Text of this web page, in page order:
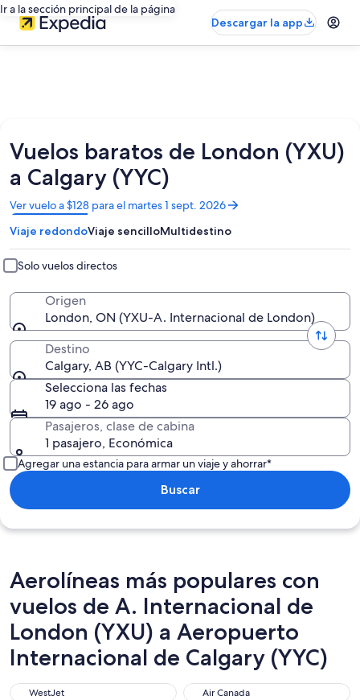
Ir a la sección principal de la página
Descargar la app
Vuelos baratos de London (YXU)
a Calgary (YYC)
Ver vuelo a $128 para el martes 1 sept. 2026
Se
abrirá
en
una
nueva
ventana
Viaje redondoViaje sencilloMultidestino
Solo vuelos directos
Origen
London, ON (YXU-A. Internacional de London)
Destino
Calgary, AB (YYC-Calgary Intl.)
Selecciona las fechas
19 ago - 26 ago
Pasajeros, clase de cabina
1 pasajero, Económica
Agregar una estancia para armar un viaje y ahorrar*
Buscar
Aerolíneas más populares con
vuelos de A. Internacional de
London (YXU) a Aeropuerto
Internacional de Calgary (YYC)
WestJet
WestJet Air Canada
Air Canada